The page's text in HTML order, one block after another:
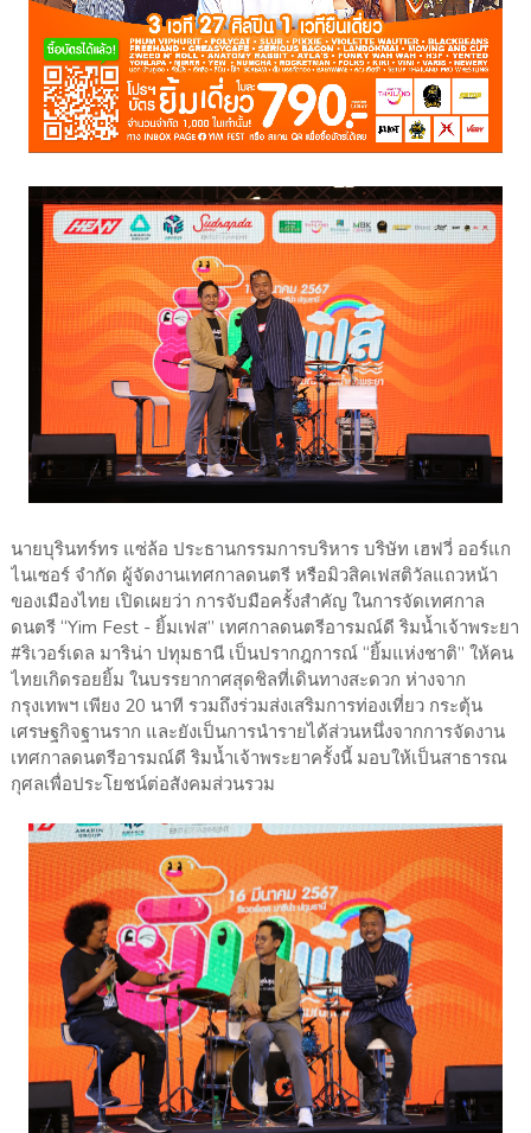
นายบุรินทร์ทร แซ่ล้อ ประธานกรรมการบริหาร บริษัท เฮฟวี่ ออร์แก
ไนเซอร์ จำกัด ผู้จัดงานเทศกาลดนตรี หรือมิวสิคเฟสติวัลแถวหน้า
ของเมืองไทย เปิดเผยว่า การจับมือครั้งสำคัญ ในการจัดเทศกาล
ดนตรี “Yim Fest - ยิ้มเฟส” เทศกาลดนตรีอารมณ์ดี ริมน้ำเจ้าพระยา
#ริเวอร์เดล มาริน่า ปทุมธานี เป็นปรากฎการณ์ “ยิ้มแห่งชาติ” ให้คน
ไทยเกิดรอยยิ้ม ในบรรยากาศสุดชิลที่เดินทางสะดวก ห่างจาก
กรุงเทพฯ เพียง 20 นาที รวมถึงร่วมส่งเสริมการท่องเที่ยว กระตุ้น
เศรษฐกิจฐานราก และยังเป็นการนำรายได้ส่วนหนึ่งจากการจัดงาน
เทศกาลดนตรีอารมณ์ดี ริมน้ำเจ้าพระยาครั้งนี้ มอบให้เป็นสาธารณ
กุศลเพื่อประโยชน์ต่อสังคมส่วนรวม